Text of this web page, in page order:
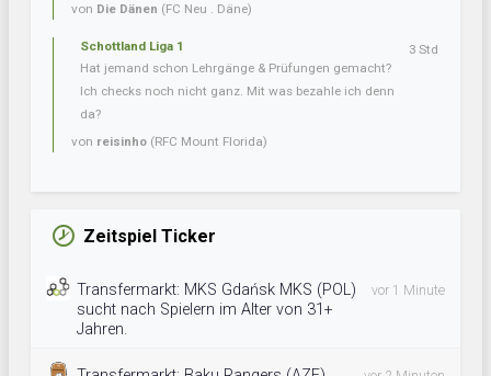
von Die Dänen (FC Neu . Däne)
Schottland Liga 1
Hat jemand schon Lehrgänge & Prüfungen gemacht?
Ich checks noch nicht ganz. Mit was bezahle ich denn
da?
von reisinho (RFC Mount Florida)
3 Std
Zeitspiel Ticker
Transfermarkt: MKS Gdańsk MKS (POL)
sucht nach Spielern im Alter von 31+
Jahren.
vor 1 Minute